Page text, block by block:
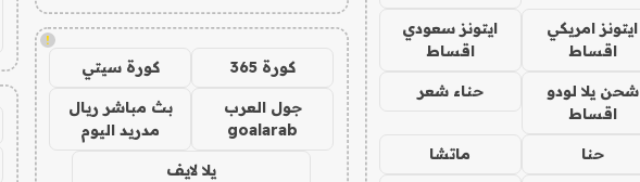
ايتونز امريكي
اقساط
ايتونز سعودي
اقساط
شحن يلا لودو
اقساط
حناء شعر
حنا ماتشا
!
كورة 365 كورة سيتي
جول العرب
goalarab
بث مباشر ريال
مدريد اليوم
يلا لايف